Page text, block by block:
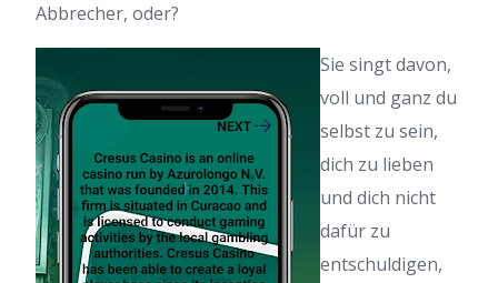
Abbrecher, oder?
Sie singt davon,
voll und ganz du
selbst zu sein,
dich zu lieben
und dich nicht
dafür zu
entschuldigen,